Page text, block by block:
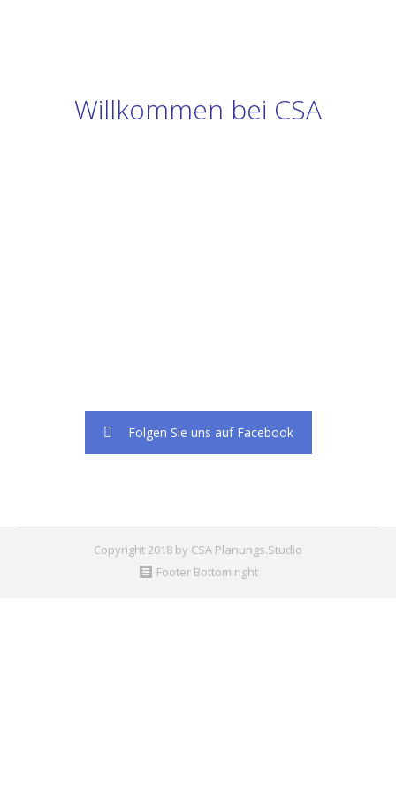
Willkommen bei CSA
Folgen Sie uns auf Facebook
Copyright 2018 by CSA Planungs.Studio
Footer Bottom right